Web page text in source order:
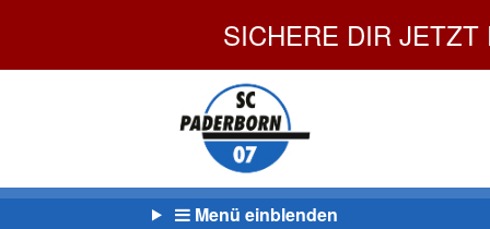
Menü einblenden
SICHERE DIR JETZT